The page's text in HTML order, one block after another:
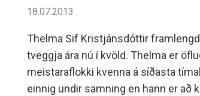
18.07.2013
Thelma Sif Kristjánsdóttir
tveggja ára nú í kvöld. Thelma er
meistaraflokki kvenna á síðasta
einnig undir samning en hann er